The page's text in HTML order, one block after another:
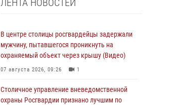
ЛЕНТА НОВОСТЕЙ
В центре столицы росгвардейцы задержали
мужчину, пытавшегося проникнуть на
охраняемый объект через крышу (Видео)
07 августа 2026, 09:26 1
Столичное управление вневедомственной
охраны Росгвардии признано лучшим по